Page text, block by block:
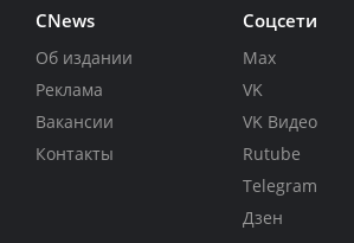
CNews
Об издании
Реклама
Вакансии
Контакты
Соцсети
Max
VK
VK Видео
Rutube
Telegram
Дзен